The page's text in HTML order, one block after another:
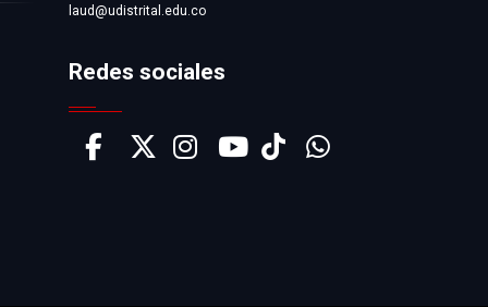
laud@udistrital.edu.co
Redes sociales